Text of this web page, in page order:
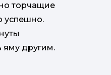
торчащие
успешно.
яму другим.